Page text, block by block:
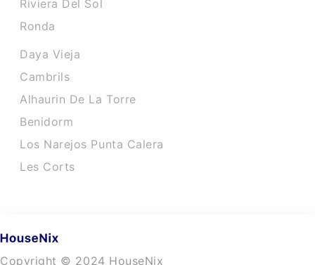
Riviera Del Sol
Ronda
Daya Vieja
Cambrils
Alhaurin De La Torre
Benidorm
Los Narejos Punta Calera
Les Corts
Copyright © 2024 HouseNix